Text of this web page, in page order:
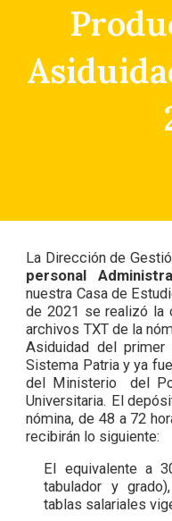
La Dirección de
personal
nuestra Casa de
de 2021 se realizó la
archivos TXT de la
Asiduidad del
Sistema Patria y ya
del Ministerio del
Universitaria. El
nómina, de 48 a 72
recibirán lo siguiente:
El equivalente a
tabulador y
tablas salariales